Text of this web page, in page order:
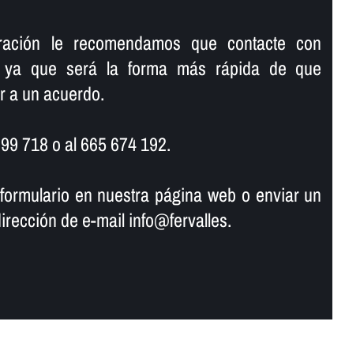
le recomendamos que contacte con
ya que será la forma más rápida de que
a un acuerdo.
718 o al 665 674 192.
en nuestra página web o enviar un
de e-mail info@fervalles.